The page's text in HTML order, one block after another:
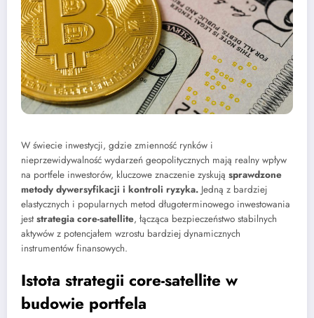
W świecie inwestycji, gdzie zmienność rynków i
nieprzewidywalność wydarzeń geopolitycznych mają realny wpływ
na portfele inwestorów, kluczowe znaczenie zyskują sprawdzone
metody dywersyfikacji i kontroli ryzyka. Jedną z bardziej
elastycznych i popularnych metod długoterminowego inwestowania
jeststrategia core-satellite, łącząca bezpieczeństwo stabilnych
aktywów z potencjałem wzrostu bardziej dynamicznych
instrumentów finansowych.
Istota strategii core-satellite w
budowie portfela